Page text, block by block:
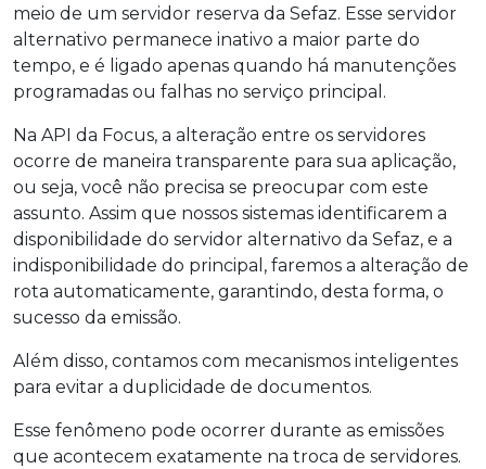
meio de um servidor reserva da Sefaz. Esse servidor
alternativo permanece inativo a maior parte do
tempo, e é ligado apenas quando há manutenções
programadas ou falhas no serviço principal.
Na API da Focus, a alteração entre os servidores
ocorre de maneira transparente para sua aplicação,
ou seja, você não precisa se preocupar com este
assunto. Assim que nossos sistemas identificarem a
disponibilidade do servidor alternativo da Sefaz, e a
indisponibilidade do principal, faremos a alteração de
rota automaticamente, garantindo, desta forma, o
sucesso da emissão.
Além disso, contamos com mecanismos inteligentes
para evitar a duplicidade de documentos.
Esse fenômeno pode ocorrer durante as emissões
que acontecem exatamente na troca de servidores.